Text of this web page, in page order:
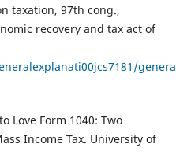
on taxation, 97th cong.,
recovery and tax act of
Love Form 1040: Two
Income Tax. University of